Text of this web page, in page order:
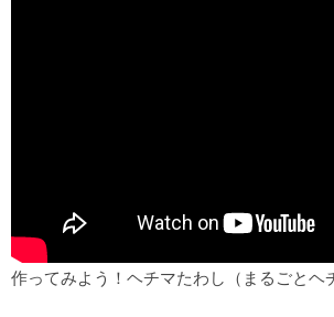
作ってみよう！ヘチマたわし（まるごとヘ